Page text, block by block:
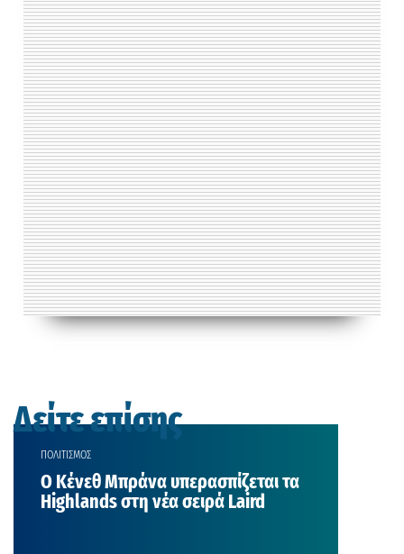
Δείτε επίσης
ΠΟΛΙΤΙΣΜΟΣ
Ο Κένεθ Μπράνα υπερασπίζεται τα
Highlands στη νέα σειρά Laird